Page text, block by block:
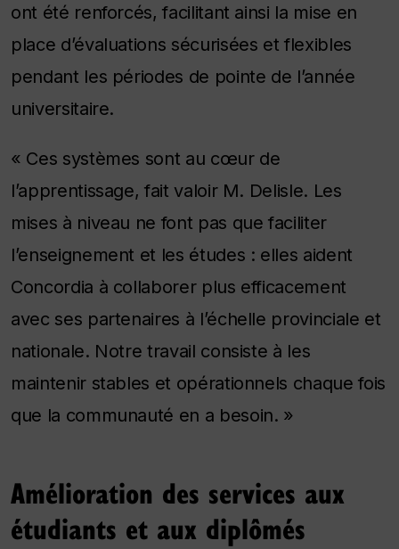
ont été renforcés, facilitant ainsi la mise en
place d’évaluations sécurisées et flexibles
pendant les périodes de pointe de l’année
universitaire.
« Ces systèmes sont au cœur de
l’apprentissage, fait valoir M. Delisle. Les
mises à niveau ne font pas que faciliter
l’enseignement et les études : elles aident
Concordia à collaborer plus efficacement
avec ses partenaires à l’échelle provinciale et
nationale. Notre travail consiste à les
maintenir stables et opérationnels chaque fois
que la communauté en a besoin. »
Amélioration des services aux
étudiants et aux diplômés